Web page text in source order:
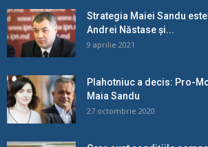
Strategia Maiei Sandu
Andrei Năstase și...
9 aprilie 2021
Plahotniuc a decis: Pro-
Maia Sandu
27 octombrie 2020